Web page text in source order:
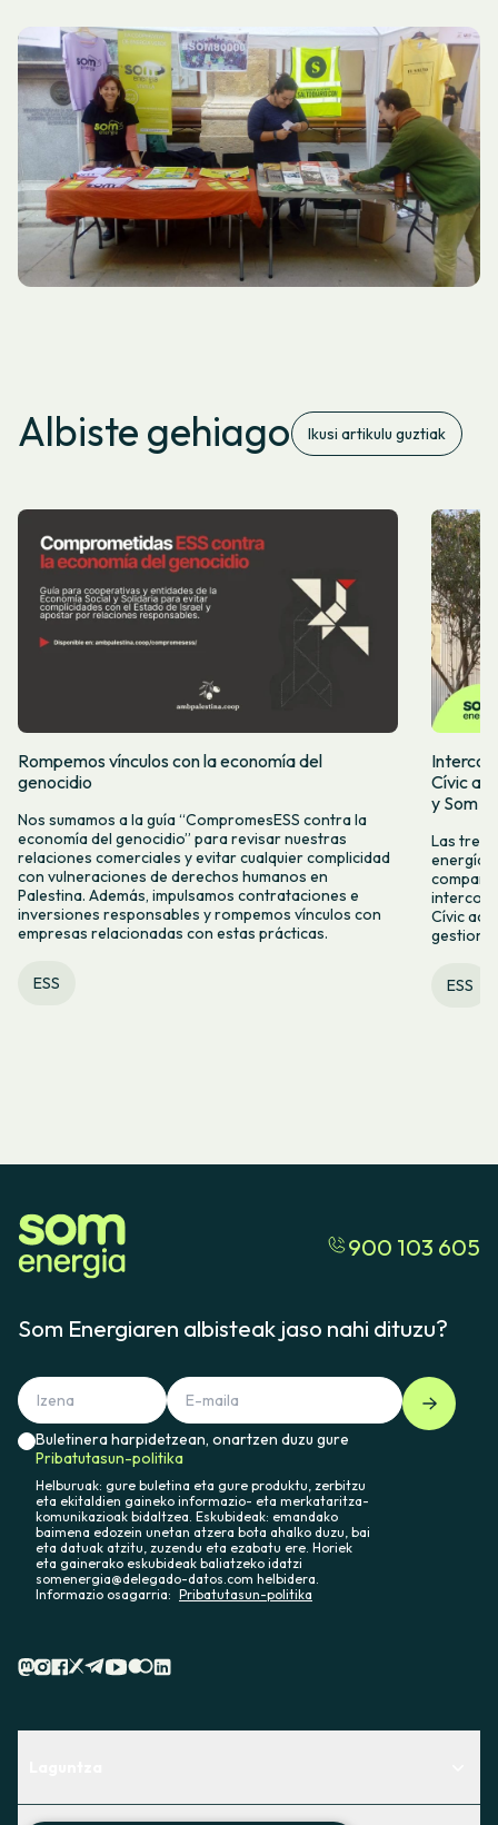
Albiste gehiago Ikusi artikulu guztiak
Rompemos vínculos con la economía del
genocidio
Nos sumamos a la guía “CompromesESS contra la
economía del genocidio” para revisar nuestras
relaciones comerciales y evitar cualquier complicidad
con vulneraciones de derechos humanos en
Palestina. Además, impulsamos contrataciones e
inversiones responsables y rompemos vínculos con
empresas relacionadas con estas prácticas.
ESS
Cívic
y Som
Las tres
energía,
Cívic
ESS
900 103 605
Som Energiaren albisteak jaso nahi dituzu?
Buletinera harpidetzean, onartzen duzu gure
Pribatutasun-politika
Helburuak: gure buletina eta gure produktu, zerbitzu
eta ekitaldien gaineko informazio- eta merkataritza-
komunikazioak bidaltzea. Eskubideak: emandako
baimena edozein unetan atzera bota ahalko duzu, bai
eta datuak atzitu, zuzendu eta ezabatu ere. Horiek
eta gainerako eskubideak baliatzeko idatzi
somenergia@delegado-datos.com helbidera.
Informazio osagarria: Pribatutasun-politika